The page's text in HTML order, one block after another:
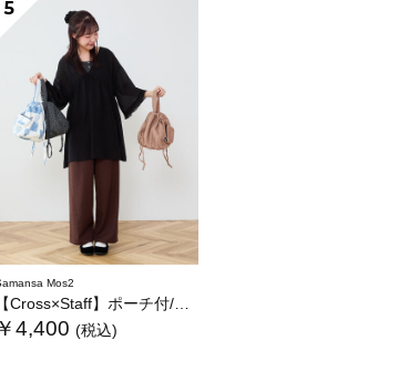
5
Mos2
【Cross×Staff】ポーチ付/まんまるポシェット
￥4,400 (税込)